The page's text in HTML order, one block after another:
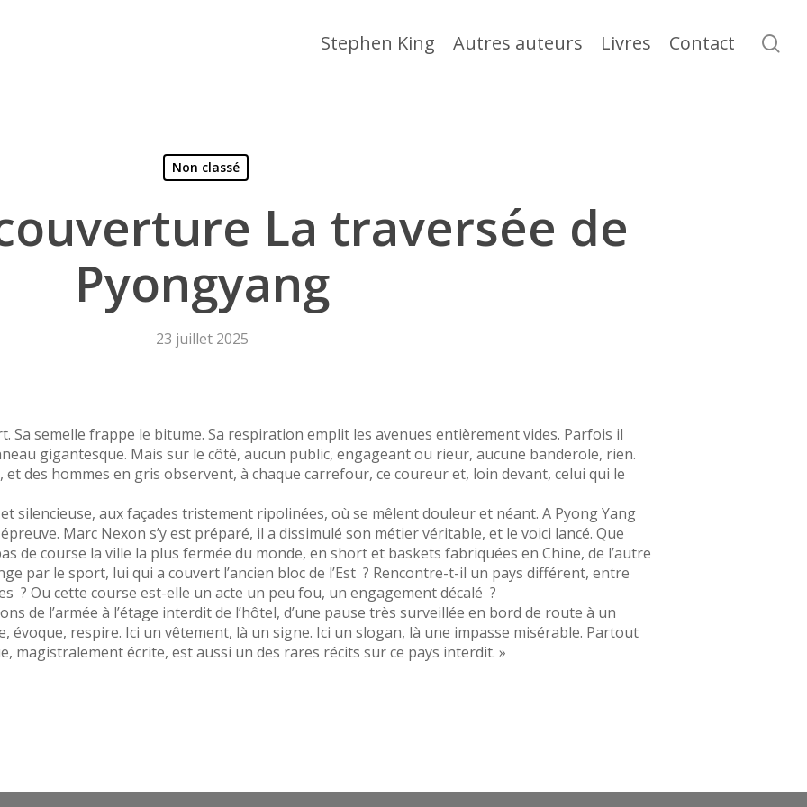
Stephen King Autres auteurs Livres Contact
Non classé
La traversée de
Pyongyang
23 juillet 2025
Sa semelle frappe le bitume. Sa respiration emplit les avenues entièrement vides. Parfois il
gigantesque. Mais sur le côté, aucun public, engageant ou rieur, aucune banderole, rien.
des hommes en gris observent, à chaque carrefour, ce coureur et, loin devant, celui qui le
silencieuse, aux façades tristement ripolinées, où se mêlent douleur et néant. A Pyong Yang
Marc Nexon s’y est préparé, il a dissimulé son métier véritable, et le voici lancé. Que
de course la ville la plus fermée du monde, en short et baskets fabriquées en Chine, de l’autre
par le sport, lui qui a couvert l’ancien bloc de l’Est ? Rencontre-t-il un pays différent, entre
? Ou cette course est-elle un acte un peu fou, un engagement décalé ?
de l’armée à l’étage interdit de l’hôtel, d’une pause très surveillée en bord de route à un
évoque, respire. Ici un vêtement, là un signe. Ici un slogan, là une impasse misérable. Partout
magistralement écrite, est aussi un des rares récits sur ce pays interdit. »